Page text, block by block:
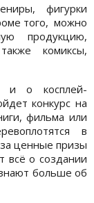
фигурки
того, можно
продукцию,
комиксы,
и о косплей-
конкурс на
фильма или
в
ценные призы
всё о создании
больше об